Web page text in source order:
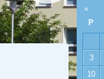
«
P
3
10